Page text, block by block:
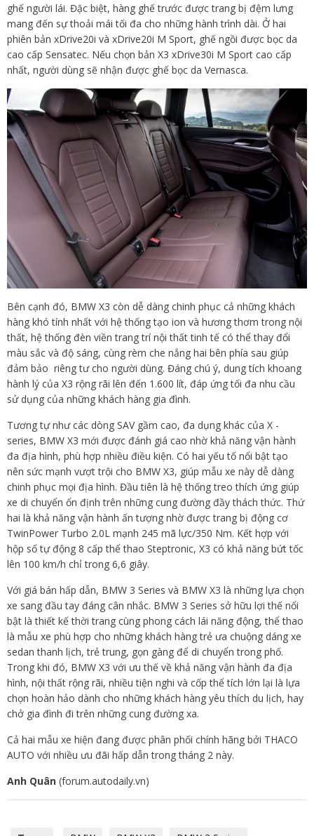
ghế người lái. Đặc biệt, hàng ghế trước được trang bị đệm lưng
mang đến sự thoải mái tối đa cho những hành trình dài. Ở hai
phiên bản xDrive20i và xDrive20i M Sport, ghế ngồi được bọc da
cao cấp Sensatec. Nếu chọn bản X3 xDrive30i M Sport cao cấp
nhất, người dùng sẽ nhận được ghế bọc da Vernasca.
Bên cạnh đó, BMW X3 còn dễ dàng chinh phục cả những khách
hàng khó tính nhất với hệ thống tạo ion và hương thơm trong nội
thất, hệ thống đèn viền trang trí nội thất tinh tế có thể thay đổi
màu sắc và độ sáng, cùng rèm che nắng hai bên phía sau giúp
đảm bảo riêng tư cho người dùng. Đáng chú ý, dung tích khoang
hành lý của X3 rộng rãi lên đến 1.600 lít, đáp ứng tối đa nhu cầu
sử dụng của những khách hàng gia đình.
Tương tự như các dòng SAV gầm cao, đa dụng khác của X -
series, BMW X3 mới được đánh giá cao nhờ khả năng vận hành
đa địa hình, phù hợp nhiều điều kiện. Có hai yếu tố nổi bật tạo
nên sức mạnh vượt trội cho BMW X3, giúp mẫu xe này dễ dàng
chinh phục mọi địa hình. Đầu tiên là hệ thống treo thích ứng giúp
xe di chuyển ổn định trên những cung đường đầy thách thức. Thứ
hai là khả năng vận hành ấn tượng nhờ được trang bị động cơ
TwinPower Turbo 2.0L mạnh 245 mã lực/350 Nm. Kết hợp với
hộp số tự động 8 cấp thể thao Steptronic, X3 có khả năng bứt tốc
lên 100 km/h chỉ trong 6,6 giây.
Với giá bán hấp dẫn, BMW 3 Series và BMW X3 là những lựa chọn
xe sang đầu tay đáng cân nhắc. BMW 3 Series sở hữu lợi thế nổi
bật là thiết kế thời trang cùng phong cách lái năng động, thể thao
là mẫu xe phù hợp cho những khách hàng trẻ ưa chuộng dáng xe
sedan thanh lịch, trẻ trung, gọn gàng để di chuyển trong phố.
Trong khi đó, BMW X3 với ưu thế về khả năng vận hành đa địa
hình, nội thất rộng rãi, nhiều tiện nghi và cốp thể tích lớn lại là lựa
chọn hoàn hảo dành cho những khách hàng yêu thích du lịch, hay
chở gia đình đi trên những cung đường xa.
Cả hai mẫu xe hiện đang được phân phối chính hãng bởi THACO
AUTO với nhiều ưu đãi hấp dẫn trong tháng 2 này.
Anh Quân (forum.autodaily.vn)